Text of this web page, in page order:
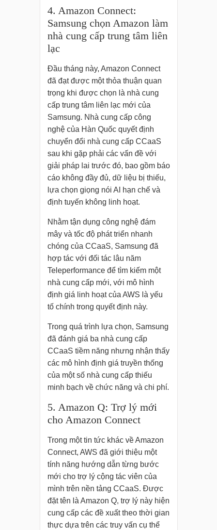
4. Amazon Connect:
Samsung chọn Amazon làm
nhà cung cấp trung tâm liên
lạc
Đầu tháng này, Amazon Connect
đã đạt được một thỏa thuận quan
trọng khi được chọn là nhà cung
cấp trung tâm liên lạc mới của
Samsung. Nhà cung cấp công
nghệ của Hàn Quốc quyết định
chuyển đổi nhà cung cấp CCaaS
sau khi gặp phải các vấn đề với
giải pháp lai trước đó, bao gồm báo
cáo không đầy đủ, dữ liệu bị thiếu,
lựa chọn giọng nói AI hạn chế và
định tuyến không linh hoạt.
Nhằm tận dụng công nghệ đám
mây và tốc độ phát triển nhanh
chóng của CCaaS, Samsung đã
hợp tác với đối tác lâu năm
Teleperformance để tìm kiếm một
nhà cung cấp mới, với mô hình
định giá linh hoạt của AWS là yếu
tố chính trong quyết định này.
Trong quá trình lựa chọn, Samsung
đã đánh giá ba nhà cung cấp
CCaaS tiềm năng nhưng nhận thấy
các mô hình định giá truyền thống
của một số nhà cung cấp thiếu
minh bạch về chức năng và chi phí.
5. Amazon Q: Trợ lý mới
cho Amazon Connect
Trong một tin tức khác về Amazon
Connect, AWS đã giới thiệu một
tính năng hướng dẫn từng bước
mới cho trợ lý cộng tác viên của
mình trên nền tảng CCaaS. Được
đặt tên là Amazon Q, trợ lý này hiện
cung cấp các đề xuất theo thời gian
thực dựa trên các truy vấn cụ thể